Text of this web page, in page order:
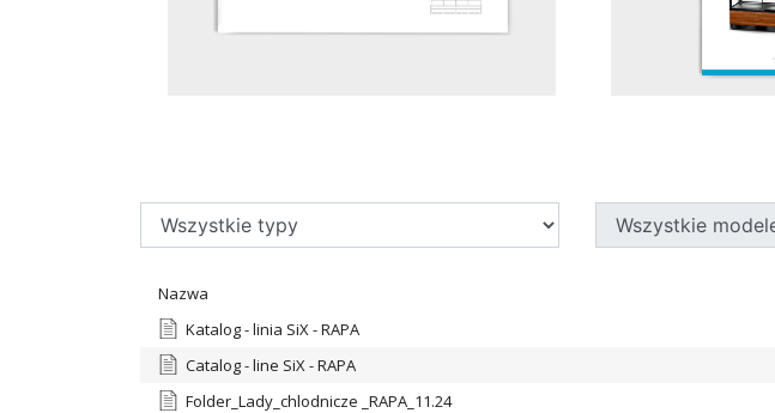
Nazwa
Katalog - linia SiX - RAPA
Catalog - line SiX - RAPA
Folder_Lady_chlodnicze _RAPA_11.24